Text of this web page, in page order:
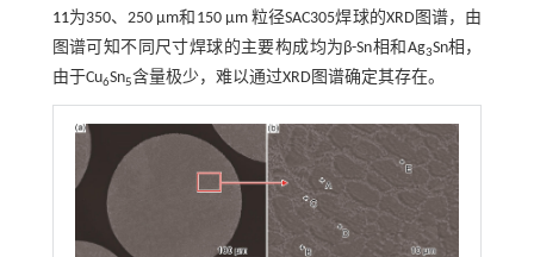
11为350、250 μm和150 μm 粒径SAC305焊球的XRD图谱，由
图谱可知不同尺寸焊球的主要构成均为β-Sn相和Ag3Sn相，
由于Cu6Sn5含量极少，难以通过XRD图谱确定其存在。